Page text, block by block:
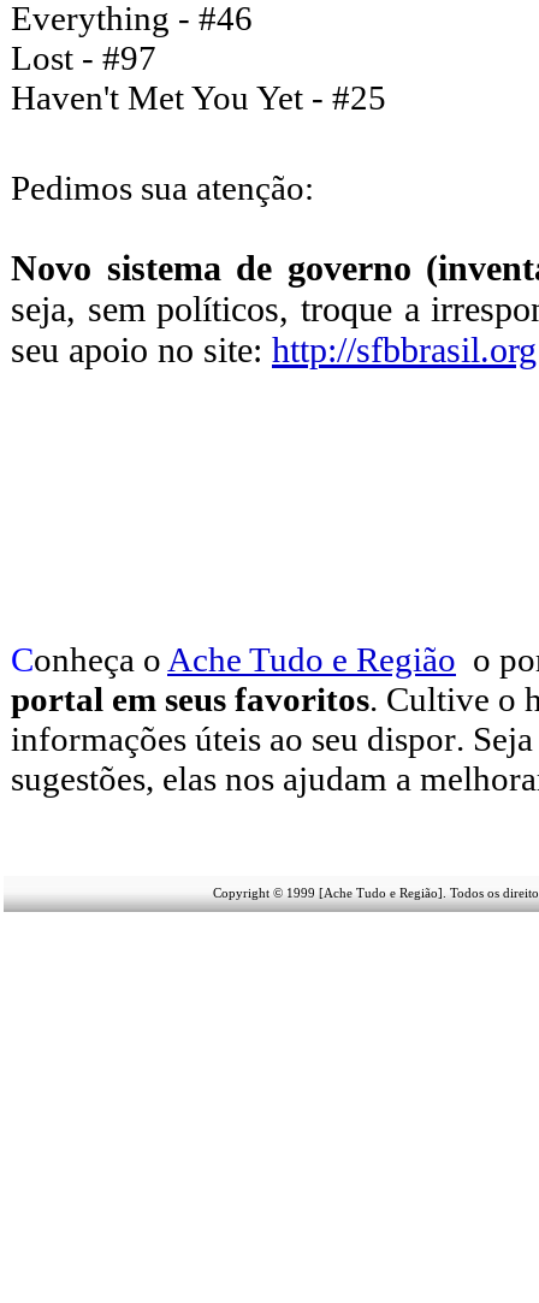
Everything - #46
Lost - #97
Haven't Met You Yet - #25
Pedimos sua atenção:
Novo sistema de governo
seja, sem políticos, troque a
seu apoio no site: http://sfbbrasil.org
Conheça o Ache Tudo e Região o
portal em seus favoritos. Cultive o
informações úteis ao seu dispor.
sugestões, elas nos ajudam a
Copyright © 1999 [Ache Tudo e Região]. Todos os